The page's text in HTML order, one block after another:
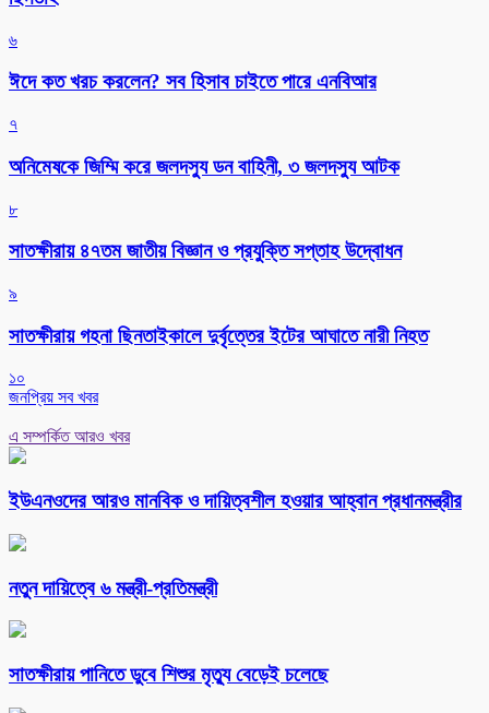
৬
ঈদে কত খরচ করলেন? সব হিসাব চাইতে পারে এনবিআর
৭
অনিমেষকে জিম্মি করে জলদস্যু ডন বাহিনী, ৩ জলদস্যু আটক
৮
সাতক্ষীরায় ৪৭তম জাতীয় বিজ্ঞান ও প্রযুক্তি সপ্তাহ উদ্বোধন
৯
সাতক্ষীরায় গহনা ছিনতাইকালে দুর্বৃত্তের ইটের আঘাতে নারী নিহত
১০
জনপ্রিয় সব খবর
এ সম্পর্কিত আরও খবর
ইউএনওদের আরও মানবিক ও দায়িত্বশীল হওয়ার আহ্বান প্রধানমন্ত্রীর
নতুন দায়িত্বে ৬ মন্ত্রী-প্রতিমন্ত্রী
সাতক্ষীরায় পানিতে ডুবে শিশুর মৃত্যু বেড়েই চলেছে